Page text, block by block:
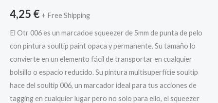
4,25 € + Free Shipping
El Otr 006 es un marcadoe squeezer de 5mm de punta de pelo
con pintura soultip paint opaca y permanente. Su tamaño lo
convierte en un elemento fácil de transportar en cualquier
bolsillo o espacio reducido. Su pintura multisuperfície soultip
hace del soultip 006, un marcador ideal para tus acciones de
tagging en cualquier lugar pero no solo para ello, el squeezer